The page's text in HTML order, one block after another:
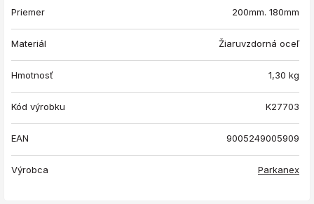
Priemer 200mm. 180mm
Materiál Žiaruvzdorná oceľ
Hmotnosť 1,30 kg
Kód výrobku K27703
EAN 9005249005909
Výrobca Parkanex